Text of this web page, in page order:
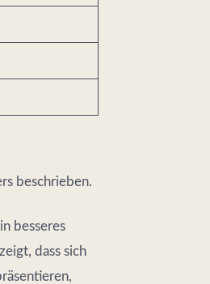
beschrieben.
besseres
dass sich